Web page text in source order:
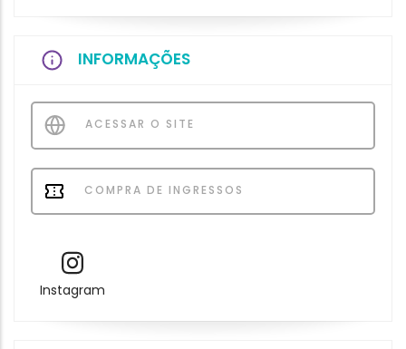
INFORMAÇÕES
ACESSAR O SITE
COMPRA DE INGRESSOS
Instagram